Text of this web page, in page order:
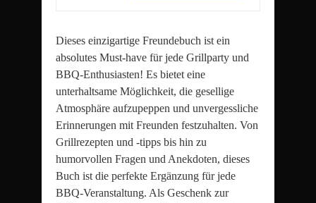
Dieses einzigartige Freundebuch ist ein
absolutes Must-have für jede Grillparty und
BBQ-Enthusiasten! Es bietet eine
unterhaltsame Möglichkeit, die gesellige
Atmosphäre aufzupeppen und unvergessliche
Erinnerungen mit Freunden festzuhalten. Von
Grillrezepten und -tipps bis hin zu
humorvollen Fragen und Anekdoten, dieses
Buch ist die perfekte Ergänzung für jede
BBQ-Veranstaltung. Als Geschenk zur